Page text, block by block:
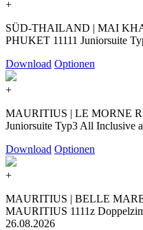
+
SÜD-THAILAND | MAI
PHUKET 11111 Juniorsuite
Download Optionen
+
MAURITIUS | LE MORNE
Juniorsuite Typ3 All Inclusive
Download Optionen
+
MAURITIUS | BELLE
MAURITIUS 1111z
26.08.2026